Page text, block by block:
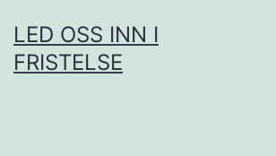
to
content
LED OSS INN I
FRISTELSE